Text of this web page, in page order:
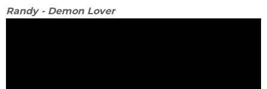
Randy - Demon Lover